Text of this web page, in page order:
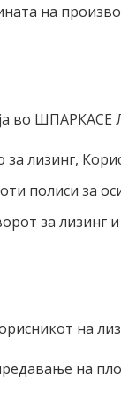
на
во
лизинг,
полиси за
за лизинг
на
на